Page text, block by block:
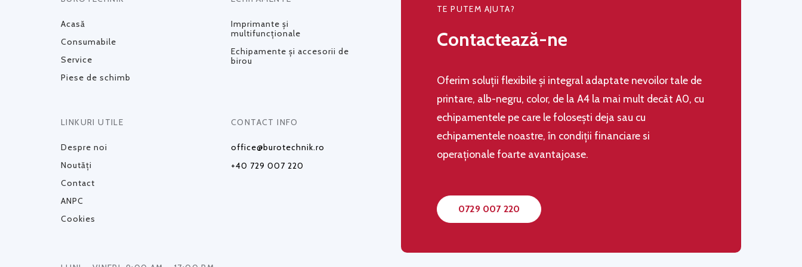
Acasă
Consumabile
Service
Piese de schimb
Imprimante și
multifuncționale
Echipamente și accesorii de
birou
LINKURI UTILE
Despre noi
Noutăți
Contact
ANPC
Cookies
CONTACT INFO
office@burotechnik.ro
+40 729 007 220
TE PUTEM AJUTA?
Contactează-ne
Oferim soluţii flexibile şi integral adaptate nevoilor tale de
printare, alb-negru, color, de la A4 la mai mult decât A0, cu
echipamentele pe care le folosești deja sau cu
echipamentele noastre, în condiţii financiare si
operaţionale foarte avantajoase.
0729 007 220